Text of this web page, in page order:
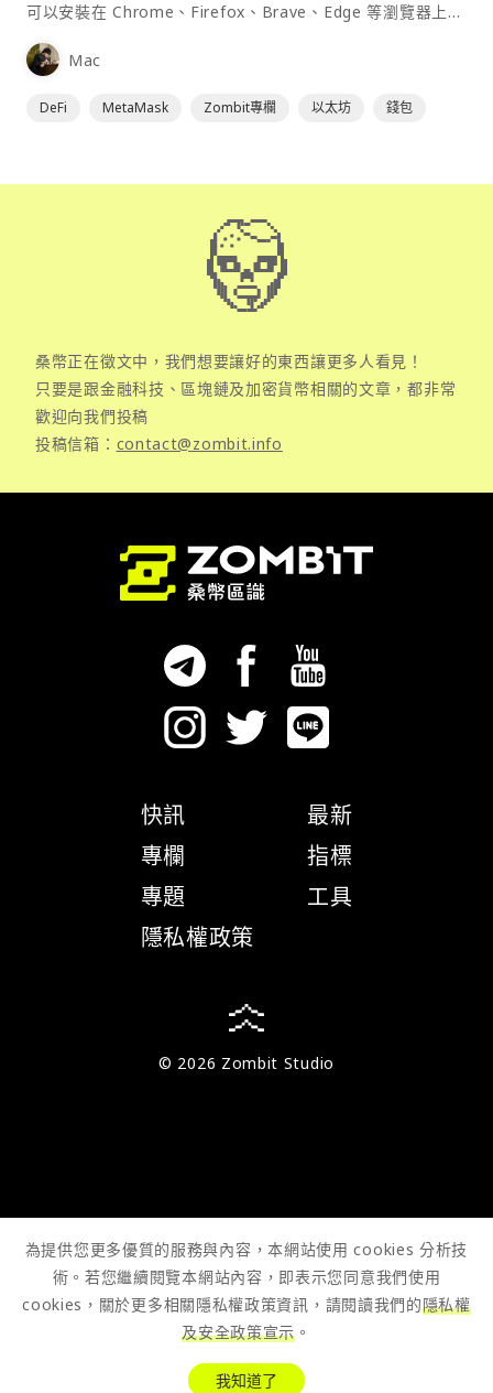
可以安裝在 Chrome、Firefox、Brave、Edge 等瀏覽器上作
為插件使用，具備許多功能且使用上非常方便。
Mac
DeFi MetaMask Zombit專欄 以太坊 錢包
桑幣正在徵文中，我們想要讓好的東西讓更多人看見！
只要是跟金融科技、區塊鏈及加密貨幣相關的文章，都非常
歡迎向我們投稿
投稿信箱： contact@zombit.info
快訊
專欄
專題
隱私權政策
最新
指標
工具
© 2026 Zombit Studio
為提供您更多優質的服務與內容，本網站使用 cookies 分析技
術。若您繼續閱覽本網站內容，即表示您同意我們使用
cookies，關於更多相關隱私權政策資訊，請閱讀我們的隱私權
及安全政策宣示 。
我知道了